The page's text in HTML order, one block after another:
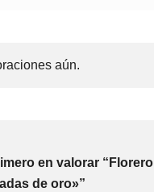
aún.
en valorar “Florero
de oro»”